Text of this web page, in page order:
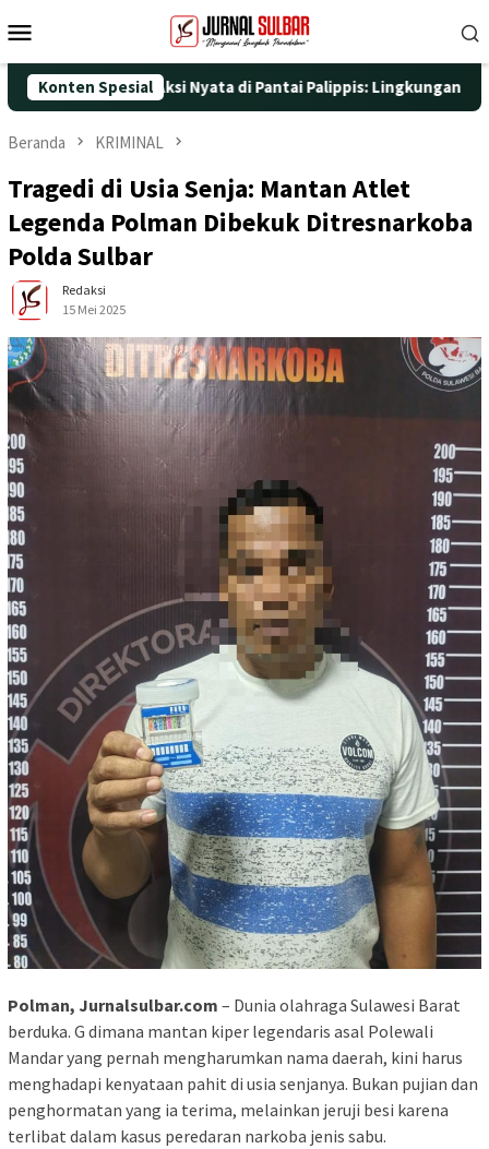
ke
Mobile
Konten Spesial
dengan Aksi Nyata di Pantai Palippis: Lingkungan dan
Beranda KRIMINAL
Tragedi di Usia Senja: Mantan Atlet
Legenda Polman Dibekuk Ditresnarkoba
Polda Sulbar
Redaksi
15 Mei 2025
Polman, Jurnalsulbar.com – Dunia olahraga Sulawesi Barat
berduka. G dimana mantan kiper legendaris asal Polewali
Mandar yang pernah mengharumkan nama daerah, kini harus
menghadapi kenyataan pahit di usia senjanya. Bukan pujian dan
penghormatan yang ia terima, melainkan jeruji besi karena
terlibat dalam kasus peredaran narkoba jenis sabu.